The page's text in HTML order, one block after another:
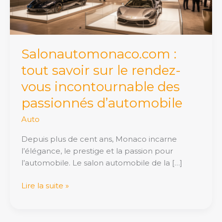
Salonautomonaco.com :
tout savoir sur le rendez-
vous incontournable des
passionnés d’automobile
Auto
Depuis plus de cent ans, Monaco incarne
l’élégance, le prestige et la passion pour
l’automobile. Le salon automobile de la […]
vous
incontournable
des
d’automobile
Lire la suite »